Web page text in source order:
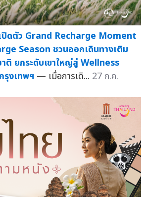
ปิดตัว Grand Recharge Moment
Season ชวนออกเดินทางเติม
ติ ยกระดับเขาใหญ่สู่ Wellness
งเทพฯ — เมื่อการเดิ... 27 ก.ค.